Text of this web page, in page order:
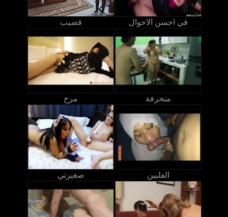
قضيب في احسن الاحوال
مرح منحرفة
صغيرتي الفلبين